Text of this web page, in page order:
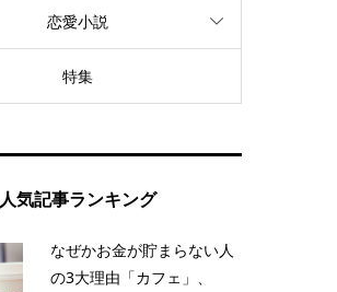
恋愛小説
特集
人気記事ランキング
なぜかお金が貯まらない人
の3大理由「カフェ」、